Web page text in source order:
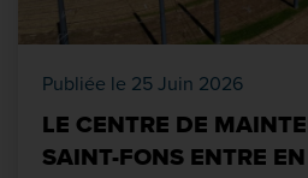
Publiée le 25 Juin 2026
LE CENTRE DE
SAINT-FONS ENTRE